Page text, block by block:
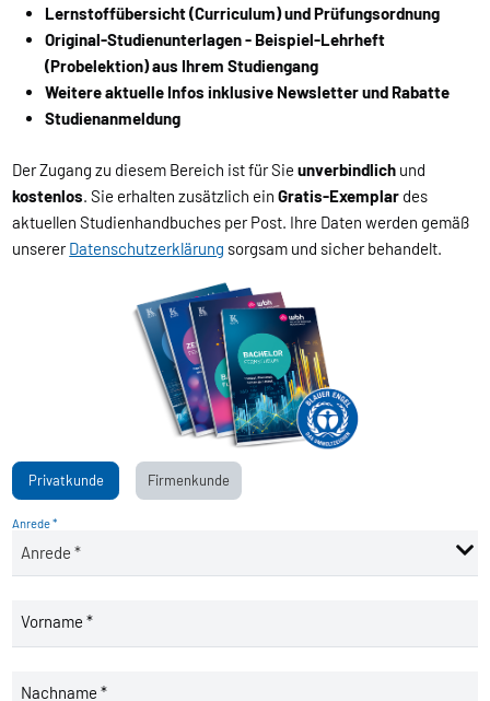
Lernstoffübersicht (Curriculum) und Prüfungsordnung
Original-Studienunterlagen - Beispiel-Lehrheft
(Probelektion) aus Ihrem Studiengang
Weitere aktuelle Infos inklusive Newsletter und Rabatte
Studienanmeldung
Der Zugang zu diesem Bereich ist für Sieunverbindlich und
kostenlos . Sie erhalten zusätzlich einGratis-Exemplar des
aktuellen Studienhandbuches per Post. Ihre Daten werden gemäß
unsererDatenschutzerklärung sorgsam und sicher behandelt.
Privatkunde Firmenkunde
Anrede *
Vorname *
Nachname *